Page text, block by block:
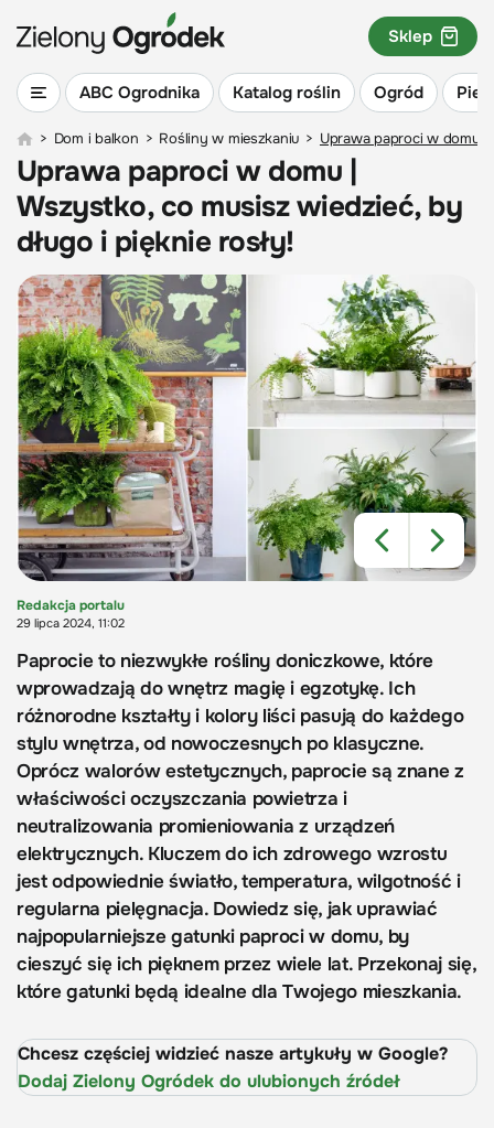
ABC Ogrodnika Katalog roślin Ogród
Sklep
> Dom i balkon > Rośliny w mieszkaniu > Uprawa paproci w domu |
Uprawa paproci w domu |
Wszystko, co musisz wiedzieć, by
długo i pięknie rosły!
Redakcja portalu
29 lipca 2024, 11:02
Paprocie to niezwykłe rośliny doniczkowe, które
wprowadzają do wnętrz magię i egzotykę. Ich
różnorodne kształty i kolory liści pasują do każdego
stylu wnętrza, od nowoczesnych po klasyczne.
Oprócz walorów estetycznych, paprocie są znane z
właściwości oczyszczania powietrza i
neutralizowania promieniowania z urządzeń
elektrycznych. Kluczem do ich zdrowego wzrostu
jest odpowiednie światło, temperatura, wilgotność i
regularna pielęgnacja. Dowiedz się, jak uprawiać
najpopularniejsze gatunki paproci w domu, by
cieszyć się ich pięknem przez wiele lat. Przekonaj się,
które gatunki będą idealne dla Twojego mieszkania.
Chcesz częściej widzieć nasze artykuły w Google?
Dodaj Zielony Ogródek do ulubionych źródeł